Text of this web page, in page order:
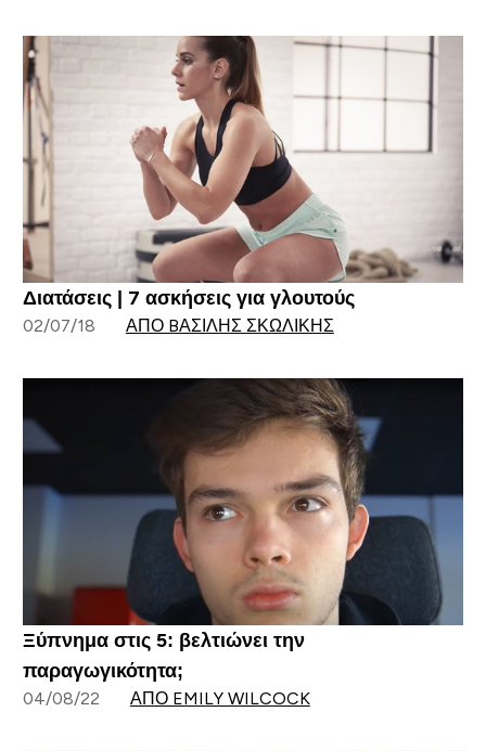
Διατάσεις | 7 ασκήσεις για γλουτούς
02/07/18 ΑΠΌ BΑΣΊΛΗΣ ΣΚΩΛΊΚΗΣ
Ξύπνημα στις 5: βελτιώνει την
παραγωγικότητα;
04/08/22 ΑΠΌ EMILY WILCOCK